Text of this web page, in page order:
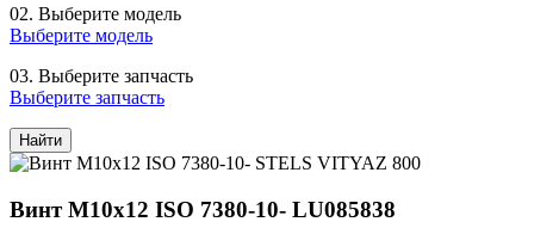
02. Выберите модель
Выберите модель
03. Выберите запчасть
Выберите запчасть
Найти
Винт М10х12 ISO 7380-10- LU085838